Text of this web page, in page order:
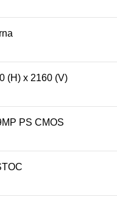
(H) x 2160 (V)
PS CMOS